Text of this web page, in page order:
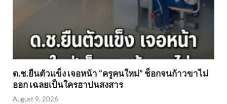
ด.ช.ยืนตัวแข็ง เจอหน้า “ครูคนใหม่” ช็อกจนก้าวขาไม่
ออก เฉลยเป็นใครฮาปนสงสาร
August 9, 2026